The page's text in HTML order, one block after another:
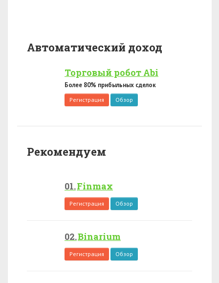
Автоматический доход
Торговый робот Abi
Более 80% прибыльных сделок
Регистрация Обзор
Рекомендуем
Finmax
Регистрация Обзор
Binarium
Регистрация Обзор